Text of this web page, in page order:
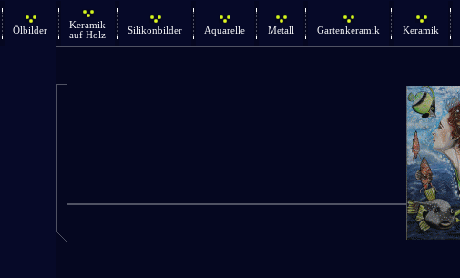
Ölbilder
Keramik
auf Holz
Silikonbilder Aquarelle Metall Gartenkeramik Keramik